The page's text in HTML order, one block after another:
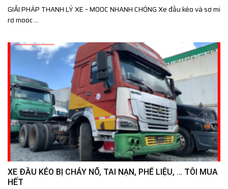
GIẢI PHÁP THANH LÝ XE – MOOC NHANH CHÓNG Xe đầu kéo và sơ mi
rơ mooc ...
XE ĐẦU KÉO BỊ CHÁY NỔ, TAI NẠN, PHẾ LIỆU, … TÔI MUA
HẾT